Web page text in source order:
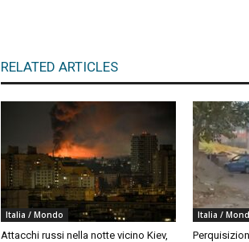
RELATED ARTICLES
Italia / Mondo
Attacchi russi nella notte vicino Kiev,
Italia /